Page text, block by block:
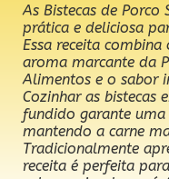
As Bistecas de Porco
prática e deliciosa
Essa receita
aroma marcante da
Alimentos e o sabor
Cozinhar as bistecas
fundido garante uma
mantendo a carne
Tradicionalmente
receita é perfeita